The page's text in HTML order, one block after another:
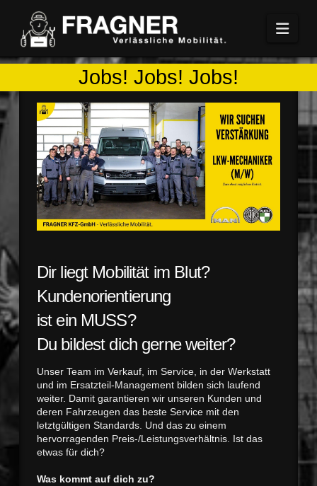
Jobs! Jobs! Jobs!
Dir liegt Mobilität im Blut?
Kundenorientierung
ist ein MUSS?
Du bildest dich gerne weiter?
Unser Team im Verkauf, im Service, in der Werkstatt
und im Ersatzteil-Management bilden sich laufend
weiter. Damit garantieren wir unseren Kunden und
deren Fahrzeugen das beste Service mit den
letztgültigen Standards. Und das zu einem
hervorragenden Preis-/Leistungsverhältnis. Ist das
etwas für dich?
Was kommt auf dich zu?